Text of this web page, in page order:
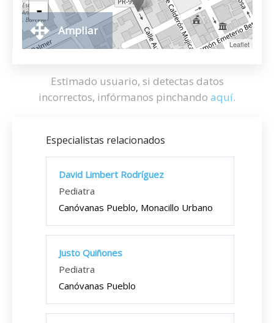
-
Leaflet
Ampliar
Estimado usuario, si detectas datos
incorrectos, infórmanos pinchando aquí.
Especialistas relacionados
David Limbert Rodríguez
Pediatra
Canóvanas Pueblo, Monacillo Urbano
Justo Quiñones
Pediatra
Canóvanas Pueblo